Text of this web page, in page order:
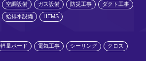
空調設備 ガス設備 防災工事 ダクト工事
給排水設備 HEMS
軽量ボード 電気工事 シーリング クロス